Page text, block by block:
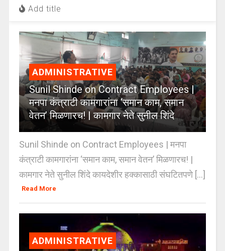
Add title
ADMINISTRATIVE
Sunil Shinde on Contract Employees |
मनपा कंत्राटी कामगारांना ‘समान काम, समान
वेतन’ मिळणारच! | कामगार नेते सुनील शिंदे
Sunil Shinde on Contract Employees | मनपा
कंत्राटी कामगारांना ‘समान काम, समान वेतन’ मिळणारच! |
कामगार नेते सुनील शिंदे कायदेशीर हक्कासाठी संघटितपणे [...]
Read More
ADMINISTRATIVE